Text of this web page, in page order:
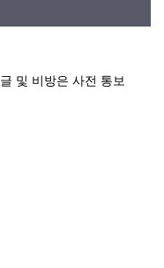
및 비방은 사전 통보